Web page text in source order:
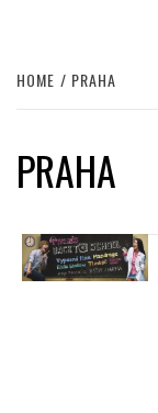
HOME PRAHA
PRAHA